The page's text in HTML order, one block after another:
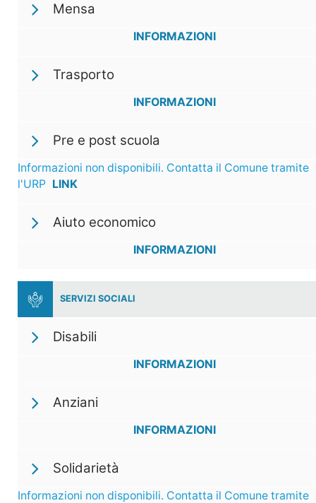
Mensa
INFORMAZIONI
Trasporto
INFORMAZIONI
Pre e post scuola
Informazioni non disponibili. Contatta il Comune tramite
l'URP LINK
Aiuto economico
INFORMAZIONI
SERVIZI SOCIALI
Disabili
INFORMAZIONI
Anziani
INFORMAZIONI
Solidarietà
Informazioni non disponibili. Contatta il Comune tramite